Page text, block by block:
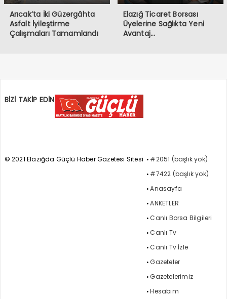
Arıcak’ta İki Güzergâhta
Asfalt İyileştirme
Çalışmaları Tamamlandı
Elazığ Ticaret Borsası
Üyelerine Sağlıkta Yeni
Avantaj…
BİZİ TAKİP EDİN
© 2021 Elazığda Güçlü Haber Gazetesi Sitesi
#2051 (başlık yok)
#7422 (başlık yok)
Anasayfa
ANKETLER
Canlı Borsa Bilgileri
Canlı Tv
Canlı Tv İzle
Gazeteler
Gazetelerimiz
Hesabım